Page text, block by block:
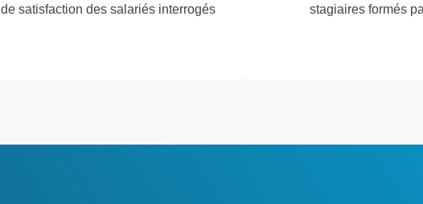
de satisfaction des salariés interrogés stagiaires formés